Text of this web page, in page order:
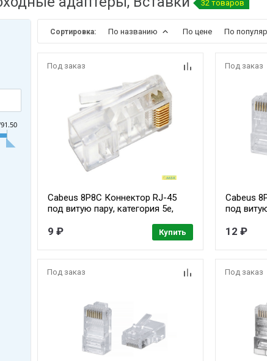
32 товаров
Сортировка: По названию По цене По
Под заказ
Cabeus 8P8C Коннектор RJ-45
под витую пару, категория 5e,
одножильного и многожильного
9 ₽ Купить
Под заказ
Cabeus
под
кабеля)
12 ₽
Под заказ Под заказ